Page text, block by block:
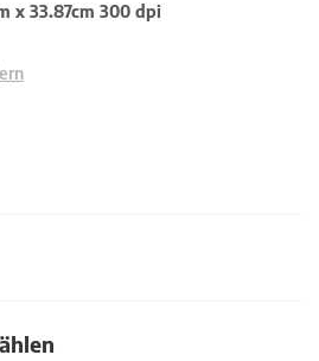
x 33.87cm 300 dpi